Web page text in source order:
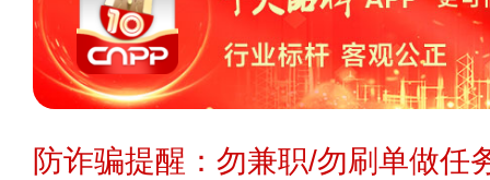
防诈骗提醒：勿兼职/勿刷单做任